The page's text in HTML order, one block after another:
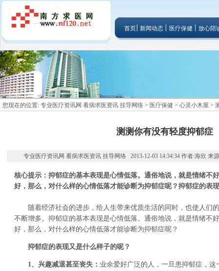
首页 新闻动态 医疗保健 放心陪
您现在的位置: 专业医疗资讯网 看病求医资讯 挂导网络 > 医疗保健 > 心灵小木屋 >
测测你有没有轻度抑郁症
专业医疗资讯网 看病求医资讯 挂导网络 2013-12-03 14:34:34 作者:海欣 来
核心提示：抑郁症的基本表现是心情低落。通俗地说，就是情绪不
好，那么，对什么样的心情低落才能诊断为抑郁症呢？抑郁症的表
随着经济社会的进步，给人生带来优质生活的同时，也使人们
不断增多。抑郁症的基本表现是心情低落。通俗地说，就是情绪不
好，那么，对什么样的心情低落才能诊断为抑郁症呢？
抑郁症的表现又是什么样子的呢？
1、兴趣减退甚至丧失： 业余爱好广泛的人，一旦患抑郁症，